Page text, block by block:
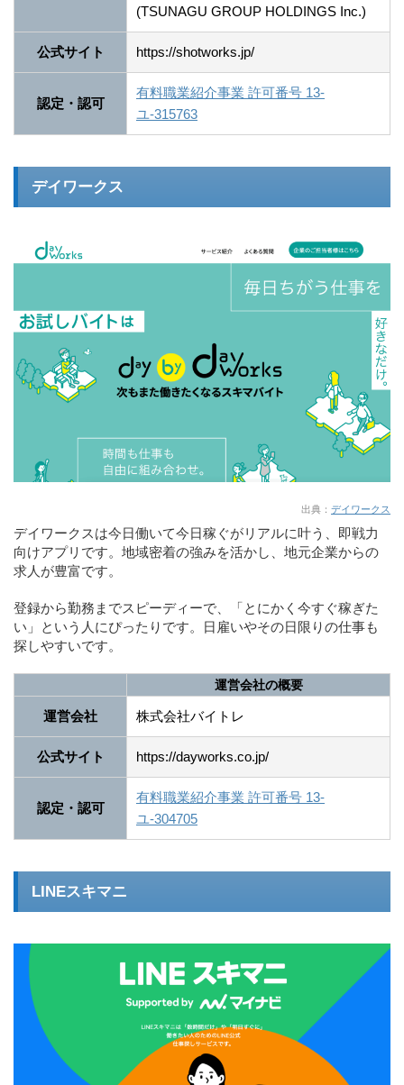
(TSUNAGU GROUP HOLDINGS Inc.)
公式サイト https://shotworks.jp/
認定・認可
有料職業紹介事業 許可番号 13-
ユ-315763
デイワークス
出典： デイワークス
デイワークスは今日働いて今日稼ぐがリアルに叶う、即戦力
向けアプリです。地域密着の強みを活かし、地元企業からの
求人が豊富です。
登録から勤務までスピーディーで、「とにかく今すぐ稼ぎた
い」という人にぴったりです。日雇いやその日限りの仕事も
探しやすいです。
運営会社の概要
運営会社 株式会社バイトレ
公式サイト https://dayworks.co.jp/
認定・認可
有料職業紹介事業 許可番号 13-
ユ-304705
LINEスキマニ